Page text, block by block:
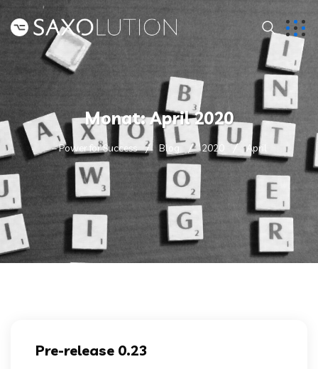
Monat:April 2020
– Power for Success Blog 2020 April
Pre-release 0.23